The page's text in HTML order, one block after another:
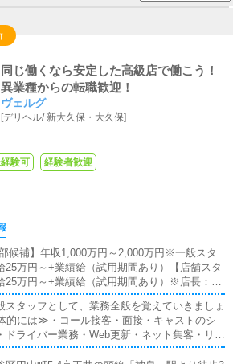
同じ働くなら安定した高級店で働こう！
異業種からの転職歓迎！
ヴェルグ
[デリヘル/ 新大久保・大久保]
験可 経験者歓迎
部候補】年収1,000万円～2,000万円※一般スタ
25万円～+業績給（試用期間あり）【店舗スタ
25万円～+業績給（試用期間あり）※店長：年
円～2,000万円---◇◆ここがポイント◆◇週休2
週休1日 30万円～業績給支給額は、平均7
間の業績に応じて、固定給とは別に、業績給が
す。2021年度の支給額は、月額平均で何と7万
スタッフとして、業務全般を覚えていきましょ
的には≫・コール接客・面接・キャストのシ
ドライバー業務・Web更新・ネット集客・リア
など※慣れてきたら、幹部候補として、富裕